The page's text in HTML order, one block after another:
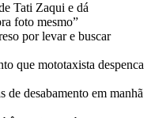
Tati Zaqui e dá
foto mesmo”
por levar e buscar
que mototaxista despenca
de desabamento em manhã